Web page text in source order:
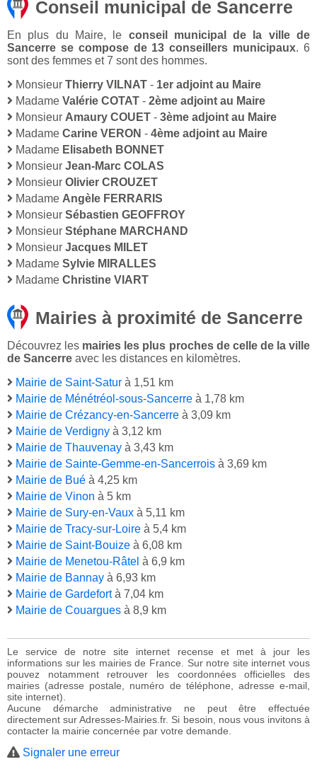
Conseil municipal de Sancerre
En plus du Maire, le conseil municipal de la ville de
Sancerre se compose de 13 conseillers municipaux. 6
sont des femmes et 7 sont des hommes.
Monsieur Thierry VILNAT - 1er adjoint au Maire
Madame Valérie COTAT - 2ème adjoint au Maire
Monsieur Amaury COUET - 3ème adjoint au Maire
Madame Carine VERON - 4ème adjoint au Maire
Madame Elisabeth BONNET
Monsieur Jean-Marc COLAS
Monsieur Olivier CROUZET
Madame Angèle FERRARIS
Monsieur Sébastien GEOFFROY
Monsieur Stéphane MARCHAND
Monsieur Jacques MILET
Madame Sylvie MIRALLES
Madame Christine VIART
Mairies à proximité de Sancerre
Découvrez les mairies les plus proches de celle de la ville
de Sancerre avec les distances en kilomètres.
Mairie de Saint-Satur à 1,51 km
Mairie de Ménétréol-sous-Sancerre à 1,78 km
Mairie de Crézancy-en-Sancerre à 3,09 km
Mairie de Verdigny à 3,12 km
Mairie de Thauvenay à 3,43 km
Mairie de Sainte-Gemme-en-Sancerrois à 3,69 km
Mairie de Bué à 4,25 km
Mairie de Vinon à 5 km
Mairie de Sury-en-Vaux à 5,11 km
Mairie de Tracy-sur-Loire à 5,4 km
Mairie de Saint-Bouize à 6,08 km
Mairie de Menetou-Râtel à 6,9 km
Mairie de Bannay à 6,93 km
Mairie de Gardefortà 7,04 km
Mairie de Couargues à 8,9 km
Le service de notre site internet recense et met à jour les
informations sur les mairies de France. Sur notre site internet vous
pouvez notamment retrouver les coordonnées officielles des
mairies (adresse postale, numéro de téléphone, adresse e-mail,
site internet).
Aucune démarche administrative ne peut être effectuée
directement sur Adresses-Mairies.fr. Si besoin, nous vous invitons à
contacter la mairie concernée par votre demande.
Signaler une erreur